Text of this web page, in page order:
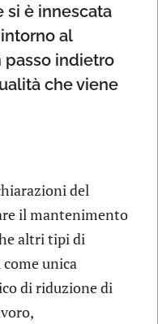
si è innescata
al
passo indietro
che viene
del
il mantenimento
altri tipi di
unica
di riduzione di